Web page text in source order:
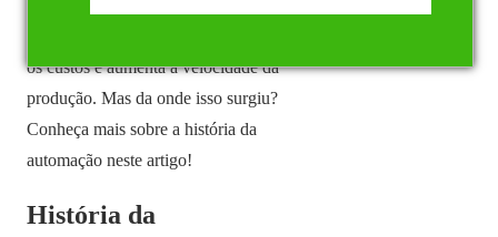
os custos e aumenta a velocidade da
produção. Mas da onde isso surgiu?
Conheça mais sobre a história da
automação neste artigo!
História da